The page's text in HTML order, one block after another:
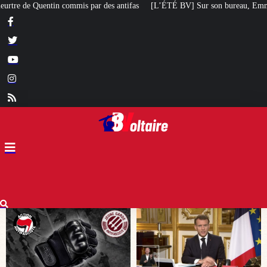
[L’ÉTÉ BV] Sur son bureau, Emmanuel Macron a posé le livre